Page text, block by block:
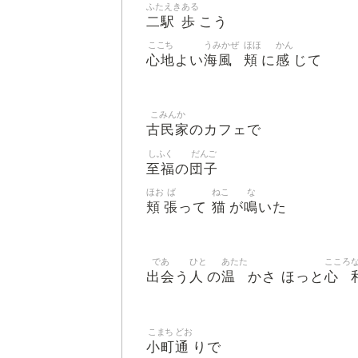
二駅
ふたえき
歩
ある
こう
心地
ここち
よい海風
うみかぜ
頬
ほほ
に感
かん
じて
古民家
こみんか
のカフェで
至福
しふく
の団子
だんご
頬
ほお
張
ば
って 猫
ねこ
が鳴
な
いた
出会
であ
う 人
ひと
の温
あたた
かさ ほっと 心
こころ
小町
こまち
通
どお
りで